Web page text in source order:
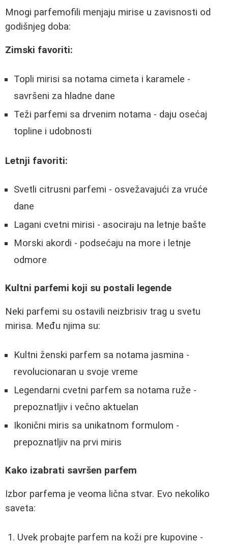
Mnogi parfemofili menjaju mirise u zavisnosti od
godišnjeg doba:
Zimski favoriti:
Topli mirisi sa notama cimeta i karamele -
savršeni za hladne dane
Teži parfemi sa drvenim notama - daju osećaj
topline i udobnosti
Letnji favoriti:
Svetli citrusni parfemi - osvežavajući za vruće
dane
Lagani cvetni mirisi - asociraju na letnje bašte
Morski akordi - podsećaju na more i letnje
odmore
Kultni parfemi koji su postali legende
Neki parfemi su ostavili neizbrisiv trag u svetu
mirisa. Među njima su:
Kultni ženski parfem sa notama jasmina -
revolucionaran u svoje vreme
Legendarni cvetni parfem sa notama ruže -
prepoznatljiv i večno aktuelan
Ikonični miris sa unikatnom formulom -
prepoznatljiv na prvi miris
Kako izabrati savršen parfem
Izbor parfema je veoma lična stvar. Evo nekoliko
saveta:
Uvek probajte parfem na koži pre kupovine -